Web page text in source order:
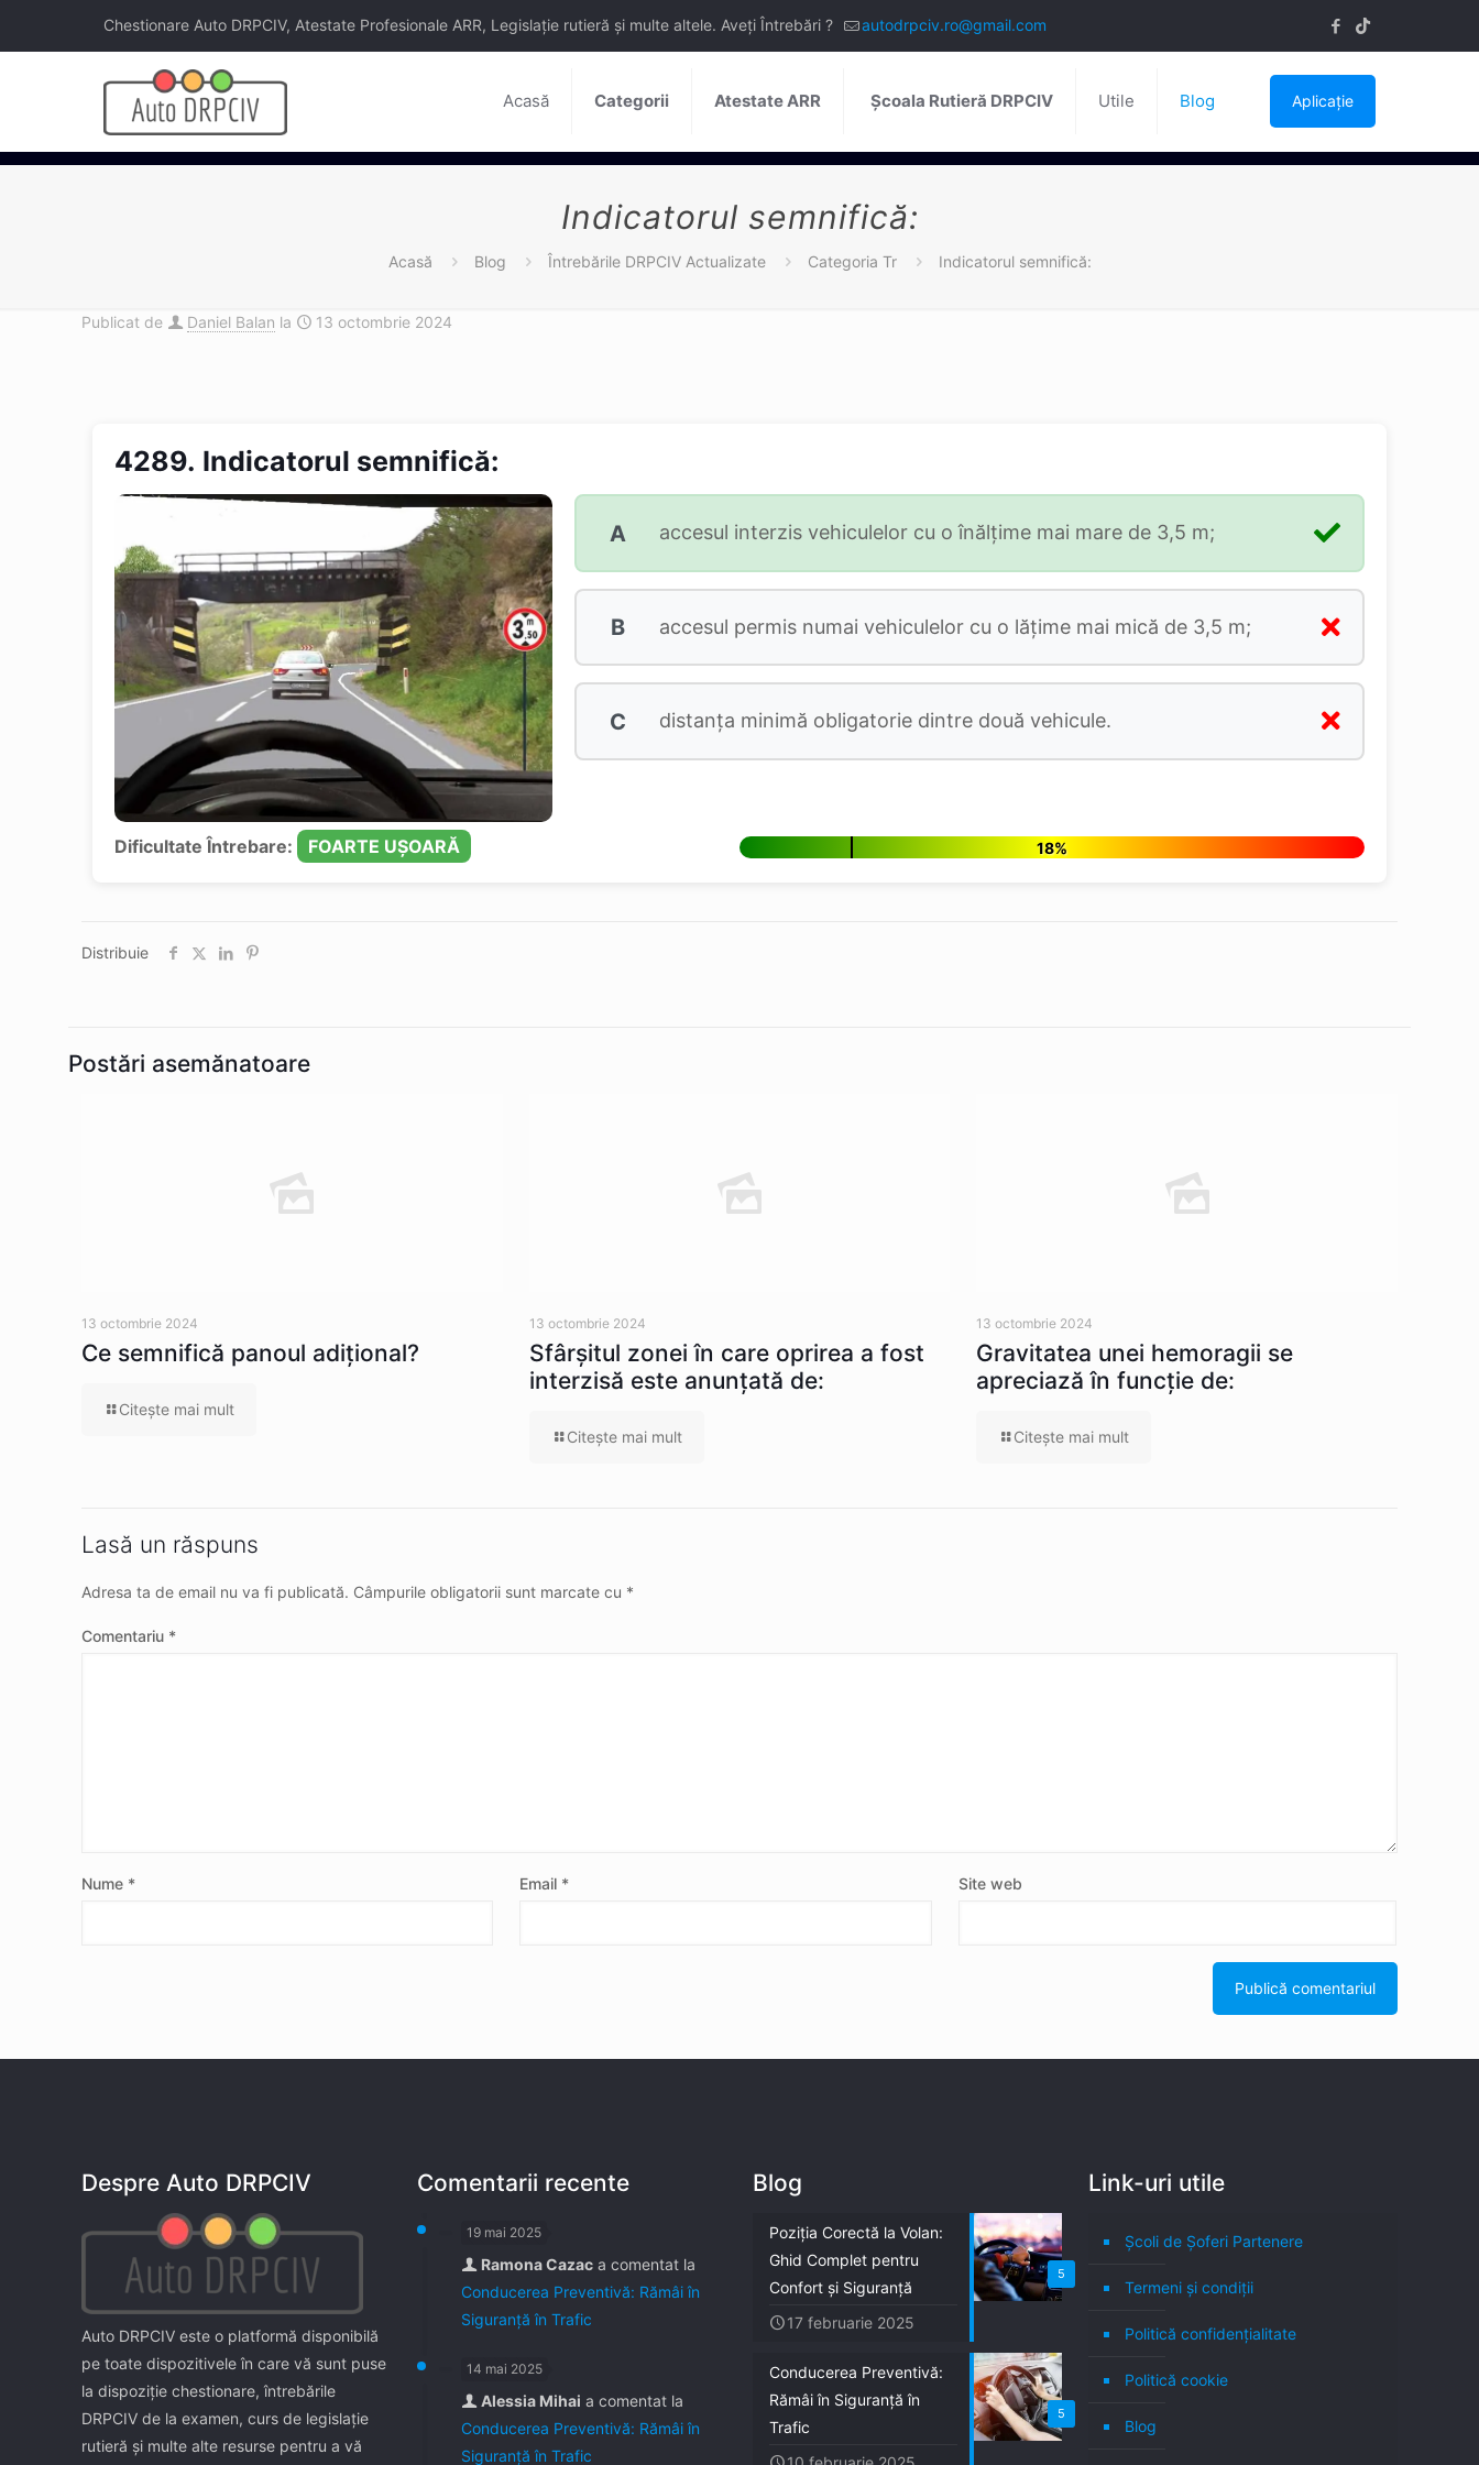
Chestionare Auto DRPCIV, Atestate Profesionale ARR, Legislație rutieră și multe altele. Aveți Întrebări ? autodrpciv.ro@gmail.com
Acasă Categorii Atestate ARR Școala Rutieră DRPCIV Utile Blog Aplicație
Indicatorul semnifică:
Acasă Blog Întrebările DRPCIV Actualizate Categoria Tr Indicatorul semnifică:
Publicat de Daniel Balan la 13 octombrie 2024
4289. Indicatorul semnifică:
A accesul interzis vehiculelor cu o înălțime mai mare de 3,5 m;
B accesul permis numai vehiculelor cu o lățime mai mică de 3,5 m;
C distanța minimă obligatorie dintre două vehicule.
Dificultate Întrebare: FOARTE UȘOARĂ 18%
Distribuie
Postări asemănatoare
13 octombrie 2024
Ce semnifică panoul adițional?
Citeşte mai mult
13 octombrie 2024
Sfârșitul zonei în care oprirea a fost
interzisă este anunțată de:
Citeşte mai mult
13 octombrie 2024
Gravitatea unei hemoragii se
apreciază în funcție de:
Citeşte mai mult
Lasă un răspuns
Adresa ta de email nu va fi publicată. Câmpurile obligatorii sunt marcate cu *
Comentariu *
Nume * Email * Site web
Despre Auto DRPCIV
Auto DRPCIV este o platformă disponibilă
pe toate dispozitivele în care vă sunt puse
la dispoziţie chestionare, întrebările
DRPCIV de la examen, curs de legislaţie
rutieră şi multe alte resurse pentru a vă
Comentarii recente
19 mai 2025
Ramona Cazac a comentat la
Conducerea Preventivă: Rămâi în
Siguranță în Trafic
14 mai 2025
Alessia Mihai a comentat la
Conducerea Preventivă: Rămâi în
Siguranță în Trafic
Blog
5
Poziția Corectă la Volan:
Ghid Complet pentru
Confort și Siguranță
17 februarie 2025
5
Conducerea Preventivă:
Rămâi în Siguranță în
Trafic
Link-uri utile
Școli de Șoferi Partenere
Termeni şi condiţii
Politică confidenţialitate
Politică cookie
Blog